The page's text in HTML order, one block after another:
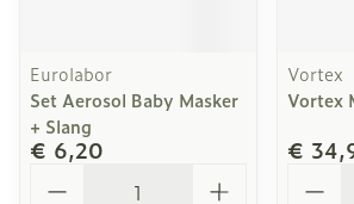
Eurolabor
Set Aerosol Baby Masker
+ Slang
€ 6,20
Vortex
Vortex
€